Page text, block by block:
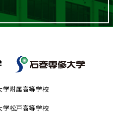
学附属高等学校
学松戸高等学校